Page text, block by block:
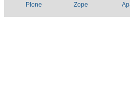
Plone Zope